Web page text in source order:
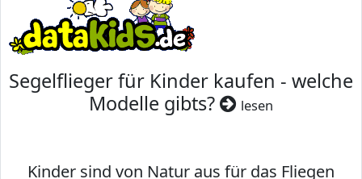
Segelflieger für Kinder kaufen - welche
Modelle gibts?
lesen
Kinder sind von Natur aus für das Fliegen